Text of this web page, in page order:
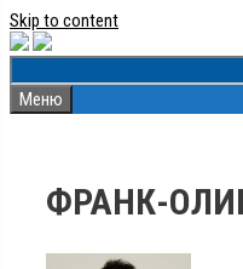
Skip to content
Меню
ФРАНК-